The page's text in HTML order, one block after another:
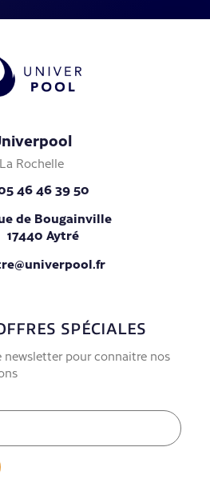
La Rochelle
46 46 39 50
de Bougainville
17440 Aytré
SPÉCIALES
newsletter pour connaitre nos